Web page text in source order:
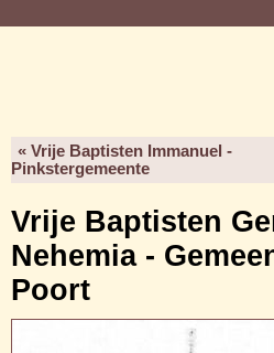
« Vrije Baptisten Immanuel -
Pinkstergemeente
Vrije Baptisten
Nehemia -
Poort